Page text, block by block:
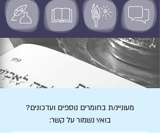
מעוניינ/ת בחומרים נוספים ועדכונים?
בוא/י נשמור על קשר: